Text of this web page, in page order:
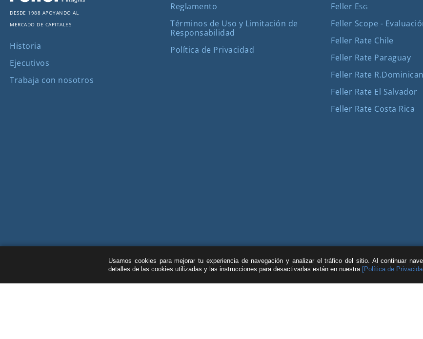
Desde 1988 apoyando al
mercado de capitales
Historia
Ejecutivos
Trabaja con nosotros
Reglamento
Términos de Uso y Limitación de
Responsabilidad
Política de Privacidad
Feller ESG
Feller Scope -
Feller Rate Chile
Feller Rate Paraguay
Feller Rate
Feller Rate El Salvador
Feller Rate Costa Rica
Usamos cookies para mejorar tu experiencia de navegación y analizar el tráfico del sitio. Al continuar
detalles de las cookies utilizadas y las instrucciones para desactivarlas están en nuestra [Política de